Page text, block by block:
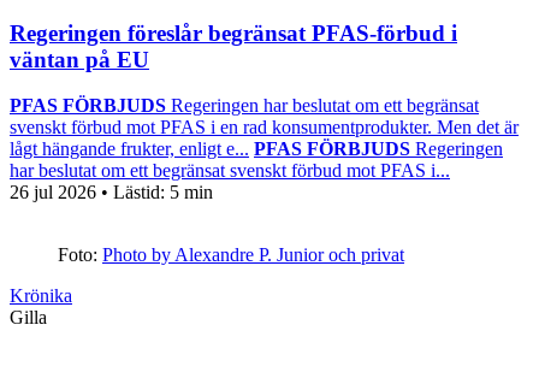
Regeringen föreslår begränsat PFAS-förbud i
väntan på EU
PFAS FÖRBJUDS Regeringen har beslutat om ett begränsat
svenskt förbud mot PFAS i en rad konsumentprodukter. Men det är
lågt hängande frukter, enligt e... PFAS FÖRBJUDS Regeringen
har beslutat om ett begränsat svenskt förbud mot PFAS i...
26 jul 2026 • Lästid: 5 min
Foto: Photo by Alexandre P. Junior och privat
Krönika
Gilla